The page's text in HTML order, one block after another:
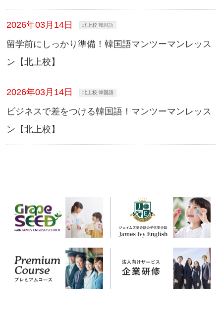
2026年03月14日 北上校 韓国語
留学前にしっかり準備！韓国語マンツーマンレッス
ン【北上校】
2026年03月14日 北上校 韓国語
ビジネスで差をつける韓国語！マンツーマンレッス
ン【北上校】